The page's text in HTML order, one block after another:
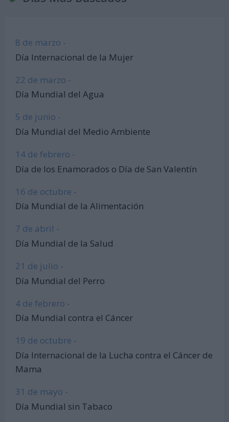
8 de marzo -
Día Internacional de la Mujer
22 de marzo -
Día Mundial del Agua
5 de junio -
Día Mundial del Medio Ambiente
14 de febrero -
Día de los Enamorados o Día de San Valentín
16 de octubre -
Día Mundial de la Alimentación
7 de abril -
Día Mundial de la Salud
21 de julio -
Día Mundial del Perro
4 de febrero -
Día Mundial contra el Cáncer
19 de octubre -
Día Internacional de la Lucha contra el Cáncer de
Mama
31 de mayo -
Día Mundial sin Tabaco